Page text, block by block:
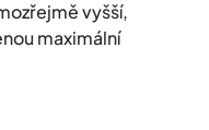
vyšší,
maximální